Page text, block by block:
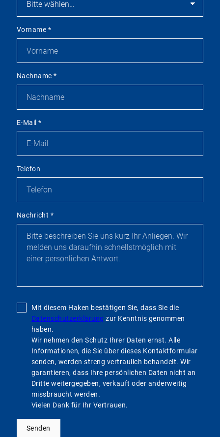
Vorname *
Nachname*
E-Mail*
Telefon
Nachricht *
Mit diesem Haken bestätigen Sie, dass Sie die
Datenschutzerklärung zur Kenntnis genommen
haben.
Wir nehmen den Schutz Ihrer Daten ernst. Alle
Informationen, die Sie über dieses Kontaktformular
senden, werden streng vertraulich behandelt. Wir
garantieren, dass Ihre persönlichen Daten nicht an
Dritte weitergegeben, verkauft oder anderweitig
missbraucht werden.
Vielen Dank für Ihr Vertrauen.
Senden